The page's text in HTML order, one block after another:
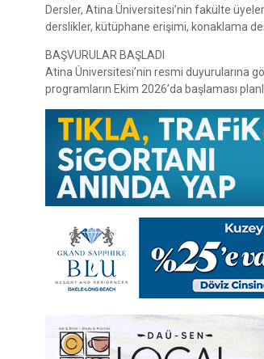
Dersler, Atina Üniversitesi’nin fakülte
derslikler, kütüphane erişimi, konaklama
BAŞVURULAR BAŞLADI
Atina Üniversitesi’nin resmi duyurularına
programların Ekim 2026’da başlaması